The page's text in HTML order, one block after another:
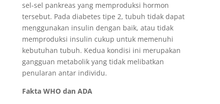
sel-sel pankreas yang memproduksi hormon
tersebut. Pada diabetes tipe 2, tubuh tidak dapat
menggunakan insulin dengan baik, atau tidak
memproduksi insulin cukup untuk memenuhi
kebutuhan tubuh. Kedua kondisi ini merupakan
gangguan metabolik yang tidak melibatkan
penularan antar individu.
Fakta WHO dan ADA